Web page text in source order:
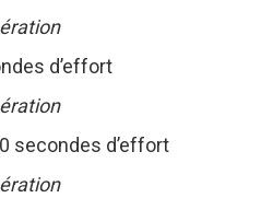
d’effort
secondes d’effort